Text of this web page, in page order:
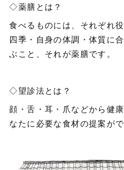
◇薬膳とは？
食べるものには、それぞれ
四季・自身の体調・体質に
ぶこと、それが薬膳です。
◇望診法とは？
顔・舌・耳・爪などから健
なたに必要な食材の提案がで